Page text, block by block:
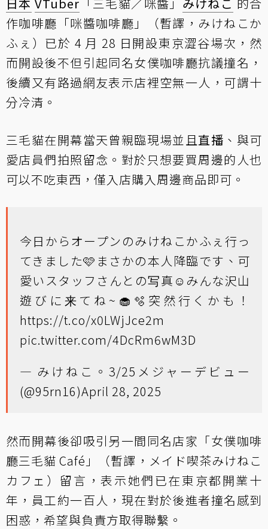
作咖啡廳「咪醬咖啡廳」（暫譯，みけねこか
ふぇ）已於 4 月 28 日開設東京澀谷場次，然
而開設後不但引起同名女僕咖啡廳抗議撞名，
後續又有路過網友表示店裡空無一人，可謂十
分冷清。
三毛貓在開幕當天曾親臨現場並且直播 、與可
愛店員們拍照留念。對於只想要買周邊的人也
可以不吃東西，僅入店購入周邊商品即可。
今日からオープンのみけねこかふぇ行っ
てきました🩷まさかの本人降臨です、可
愛いスタッフさんとの写真☺️みんな沢山
遊びに来てね~🧁🫧突然行くかも！
https://t.co/x0LWjJce2m
pic.twitter.com/4DcRm6wM3D
— みけねこ。3/25メジャーデビュー
(@95rn16)April 28, 2025
然而開幕後卻吸引另一間同名店家「女僕咖啡
廳三毛貓 Café」（暫譯，メイド喫茶みけねこ
カフェ）留言，表示她們已在東京都開業十
年，員工約一百人，現在對於後進者撞名感到
困惑，希望與負責方取得聯繫。